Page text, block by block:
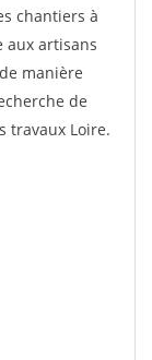
chantiers à
aux artisans
manière
de
travaux Loire.